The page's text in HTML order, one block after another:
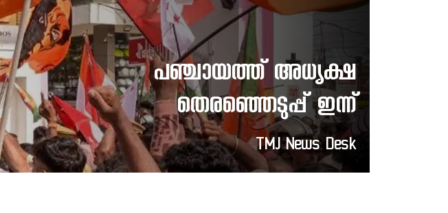
പഞ്ചായത്ത് അധ്യക്ഷ
തെരഞ്ഞെടുപ്പ് ഇന്ന്
TMJ News Desk